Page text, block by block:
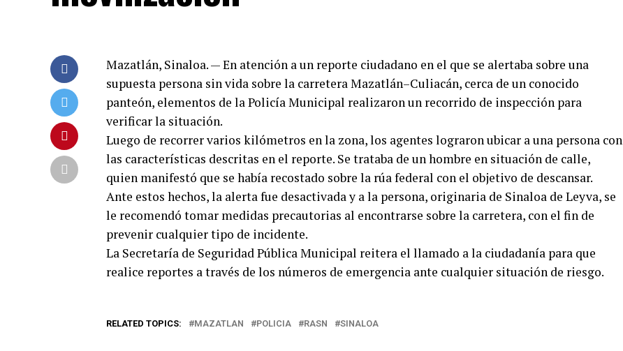
Mazatlán, Sinaloa. — En atención a un reporte ciudadano en el que se alertaba sobre una
supuesta persona sin vida sobre la carretera Mazatlán–Culiacán, cerca de un conocido
panteón, elementos de la Policía Municipal realizaron un recorrido de inspección para
verificar la situación.
Luego de recorrer varios kilómetros en la zona, los agentes lograron ubicar a una persona con
las características descritas en el reporte. Se trataba de un hombre en situación de calle,
quien manifestó que se había recostado sobre la rúa federal con el objetivo de descansar.
Ante estos hechos, la alerta fue desactivada y a la persona, originaria de Sinaloa de Leyva, se
le recomendó tomar medidas precautorias al encontrarse sobre la carretera, con el fin de
prevenir cualquier tipo de incidente.
La Secretaría de Seguridad Pública Municipal reitera el llamado a la ciudadanía para que
realice reportes a través de los números de emergencia ante cualquier situación de riesgo.
RELATED TOPICS: MAZATLAN POLICIA RASN SINALOA